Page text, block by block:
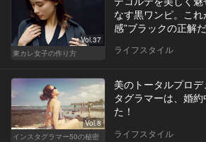
Vol.37
東カレ女子の作り方
なす黒ワンピ。こ
感”ブラックの正解だ
ライフスタイル
Vol.8
インスタグラマー50の秘密
美のトータルプロ
タグラマーは、婚
た！
ライフスタイル